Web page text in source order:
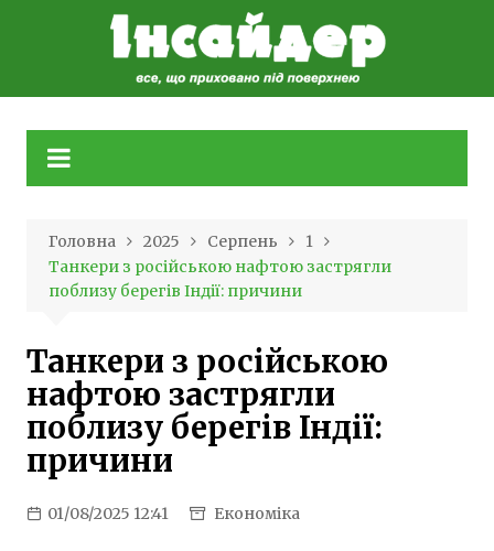
Головна 2025 Серпень
1
Танкери з російською нафтою застрягли
поблизу берегів Індії: причини
Танкери з російською
нафтою застрягли
поблизу берегів Індії:
причини
01/08/2025 12:41 Економіка